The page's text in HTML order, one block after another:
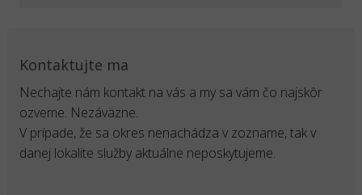
Kontaktujte ma
Nechajte nám kontakt na vás a my sa vám čo najskôr
ozveme. Nezáväzne.
V prípade, že sa okres nenachádza v zozname, tak v
danej lokalite služby aktuálne neposkytujeme.